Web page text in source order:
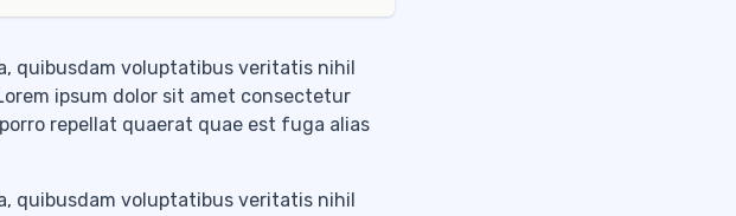
quibusdam voluptatibus veritatis nihil
ipsum dolor sit amet consectetur
repellat quaerat quae est fuga alias
quibusdam voluptatibus veritatis nihil